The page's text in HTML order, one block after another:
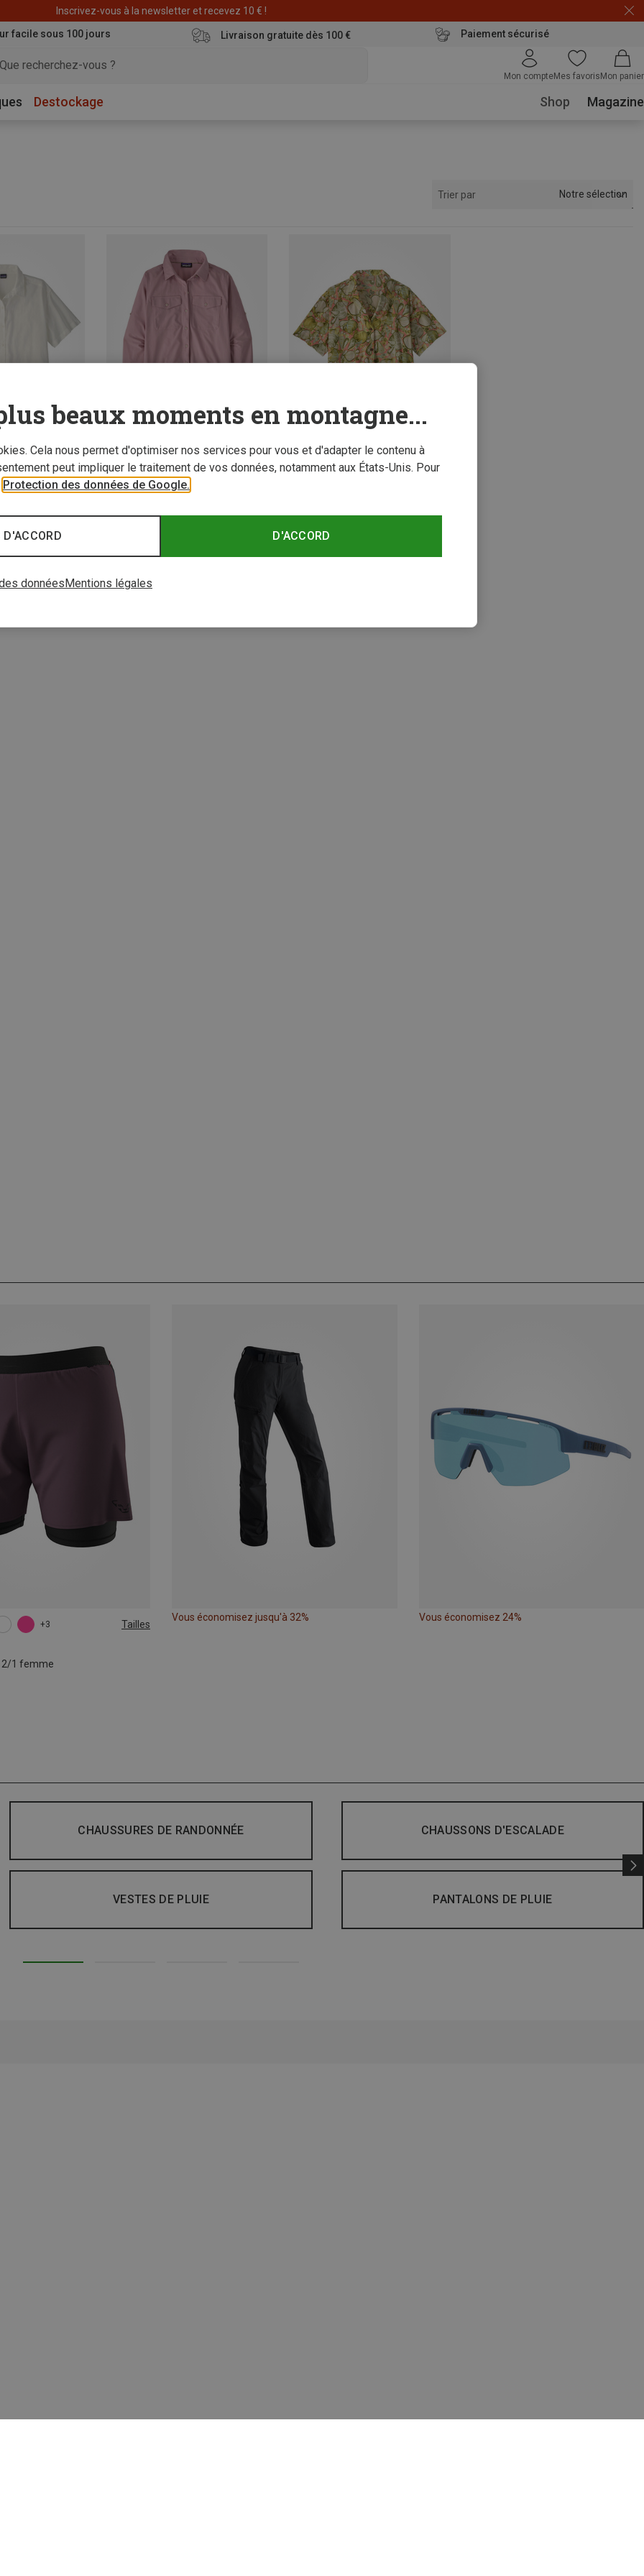
Déstockage : 20 € offerts avec le code END20
facile sous 100 jours Livraison gratuite dès 100 € Paiement sécurisé
Mon compteMes favoris Mon panier
Destockage Shop Magazine
Trier par Notre sélection
Tailles
Vous économisez 33% Vous économisez 24%
+3 Tailles
2/1 femme
XL
Vous économisez jusqu'à 32% Vous économisez 24%
CHAUSSURES DE RANDONNÉE CHAUSSONS D'ESCALADE
VESTES DE PLUIE PANTALONS DE PLUIE
beaux moments en montagne...
Cela nous permet d'optimiser nos services pour vous et d'adapter le contenu à
peut impliquer le traitement de vos données, notamment aux États-Unis. Pour
Protection des données de Google.
D'ACCORD
D'ACCORD
donnéesMentions légales